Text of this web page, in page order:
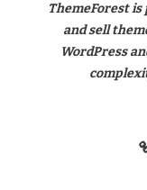
ThemeForest
and sell
WordPress